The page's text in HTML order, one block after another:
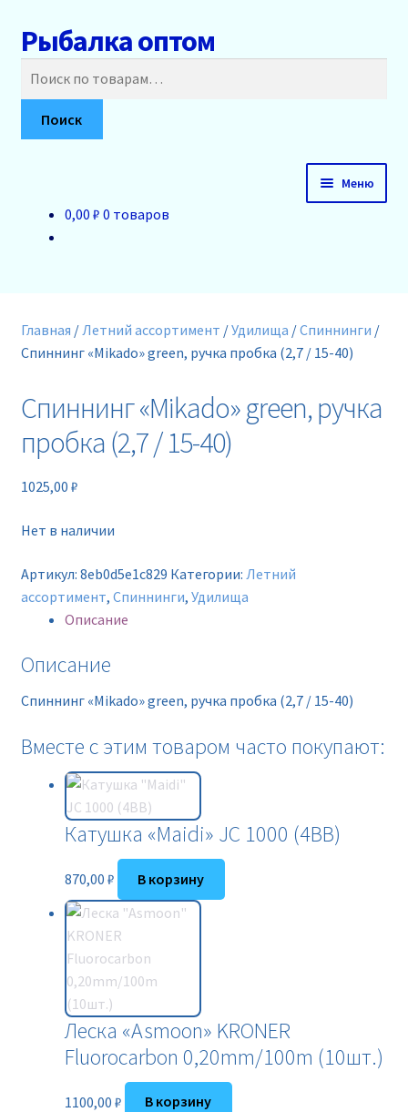
Перейти
к
навигации
Перейти
к
содержимому
Рыбалка оптом
Поиск
Меню
Доставка и оплата
Новинки
0,00 ₽ 0 товаров
Главная /Летний ассортимент /Удилища /Спиннинги /
Спиннинг «Mikado» green, ручка пробка (2,7 / 15-40)
Спиннинг «Mikado» green, ручка
пробка (2,7 / 15-40)
1025,00 ₽
Нет в наличии
Артикул: 8eb0d5e1c829 Категории: Летний
ассортимент, Спиннинги, Удилища
Описание
Описание
Спиннинг «Mikado» green, ручка пробка (2,7 / 15-40)
Вместе с этим товаром часто покупают:
Катушка «Maidi» JC 1000 (4BB)
870,00 ₽ В корзину
Леска «Asmoon» KRONER
Fluorocarbon 0,20mm/100m (10шт.)
1100,00 ₽ В корзину